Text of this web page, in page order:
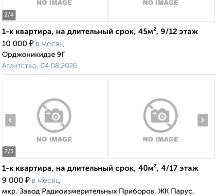
2/4
1-к квартира, на длительный срок, 45м², 9/12 этаж
10 000 ₽ в месяц
Орджоникидзе 9Г
Агентство, 04.08.2026
2/3
‹ ›
1-к квартира, на длительный срок, 40м², 4/17 этаж
9 000 ₽ в месяц
мкр. Завод Радиоизмерительных Приборов, ЖК Парус,